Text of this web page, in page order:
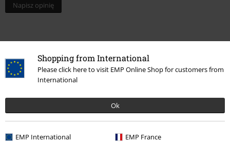
Shopping from International
Please click here to visit EMP Online Shop for customers from
International
Ok
EMP International EMP France
Napisz opinię
Ostatnia wizyta